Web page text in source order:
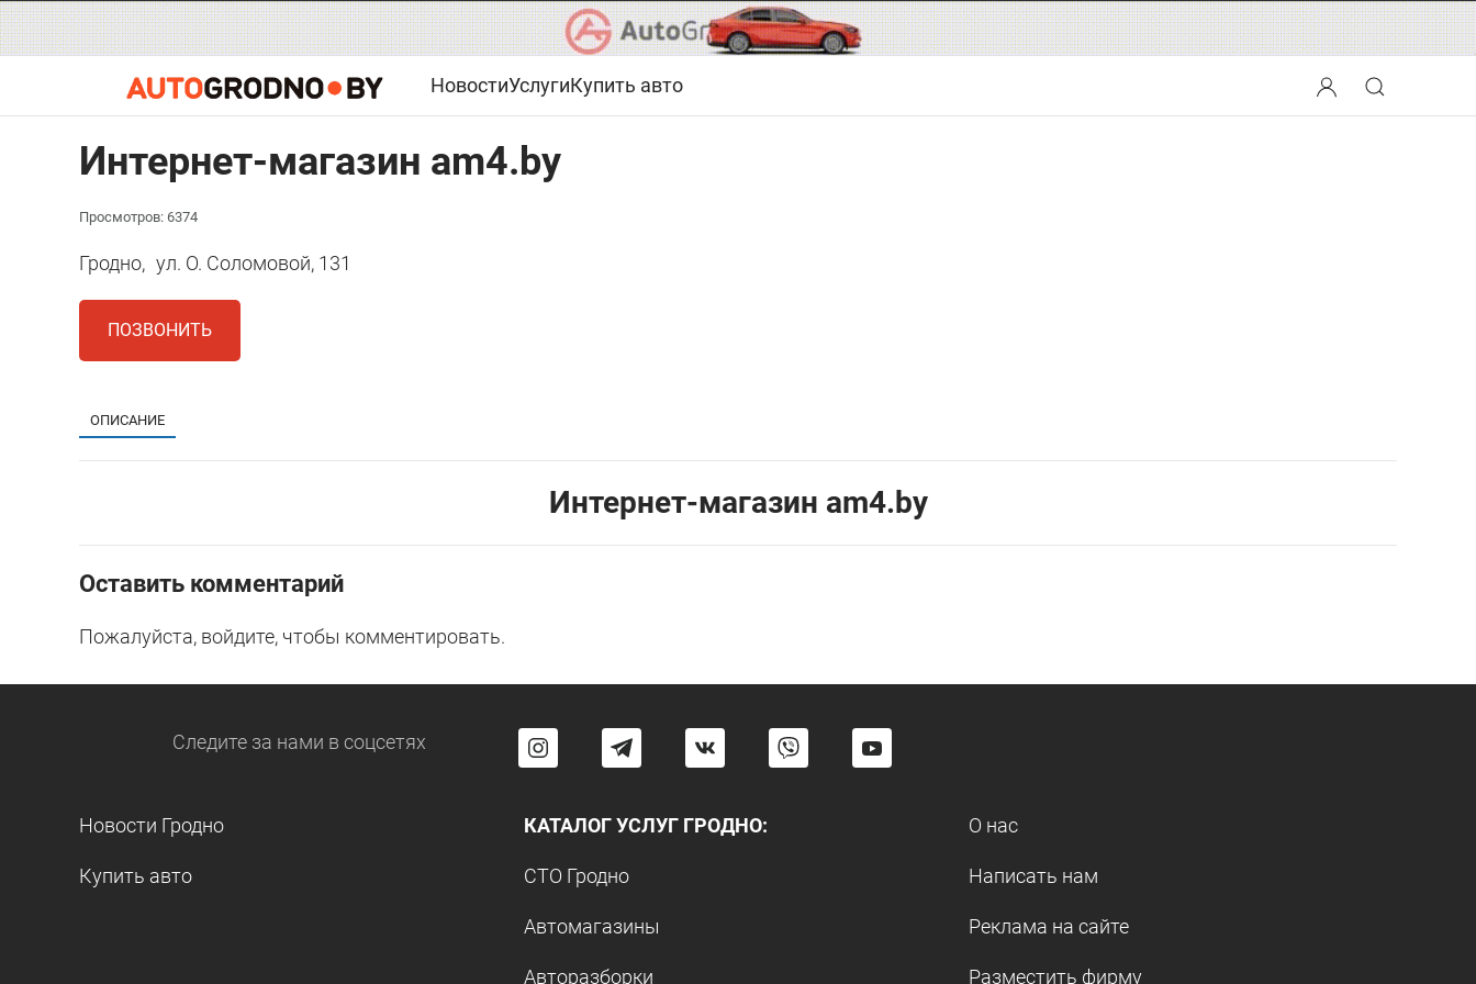
НовостиУслугиКупить авто
Интернет-магазин am4.by
Просмотров: 6374
Гродно, ул. О. Соломовой, 131
ПОЗВОНИТЬ
ОПИСАНИЕ
Интернет-магазин am4.by
Оставить комментарий
Пожалуйста, войдите, чтобы комментировать.
Следите за нами в соцсетях
Новости Гродно
Купить авто
КАТАЛОГ УСЛУГ ГРОДНО:
СТО Гродно
Автомагазины
Авторазборки
О нас
Написать нам
Реклама на сайте
Разместить фирму